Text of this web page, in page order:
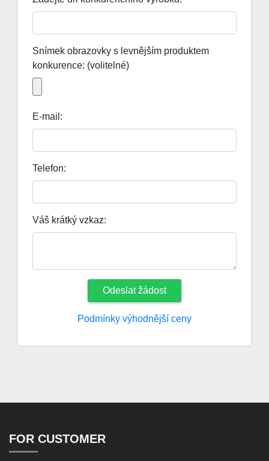
About us
Blog
Snímek obrazovky s levnějším produktem
konkurence: (volitelné)
E-mail:
Telefon:
Váš krátký vzkaz:
Odeslat žádost
Podmínky výhodnější ceny
FOR CUSTOMER